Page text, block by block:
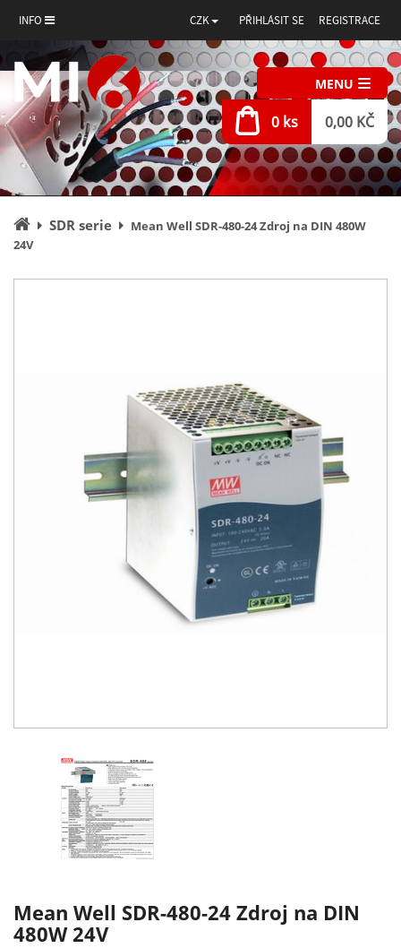
INFO CZK PŘIHLÁSIT SE REGISTRACE
MENU
0 ks 0,00 KČ
Úvodní
stránka
SDR serie
Mean Well SDR-480-24 Zdroj na DIN 480W
24V
Mean Well SDR-480-24 Zdroj na DIN
480W 24V